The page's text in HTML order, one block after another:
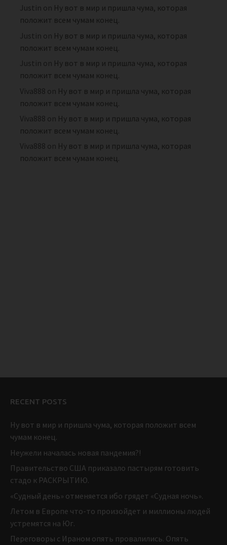
Justin on Ну вот в мир и пришла чума, которая
положит всем чумам конец.
Justin on Ну вот в мир и пришла чума, которая
положит всем чумам конец.
Justin on Ну вот в мир и пришла чума, которая
положит всем чумам конец.
Viva888 on Ну вот в мир и пришла чума, которая
положит всем чумам конец.
Viva888 on Ну вот в мир и пришла чума, которая
положит всем чумам конец.
Viva888 on Ну вот в мир и пришла чума, которая
положит всем чумам конец.
RECENT POSTS
Ну вот в мир и пришла чума, которая положит всем
чумам конец.
Неужели началась новая пандемия?!
Правительство США приказало пастырям готовить
стадо к РАСКРЫТИЮ.
«Судный день» отменяется ибо грядет «Судная ночь».
Летом в Европе что-то произойдет и миллионы людей
устремятся на Юг.
Переговоры с Ираном опять провалились. Опять